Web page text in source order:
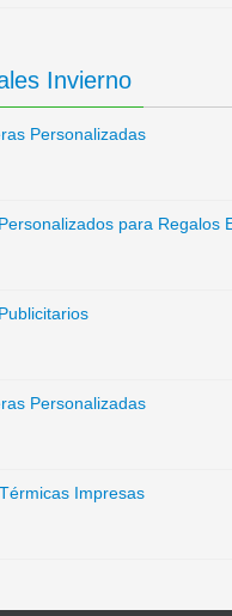
Invierno
Personalizadas
para Regalos
Personalizadas
Impresas